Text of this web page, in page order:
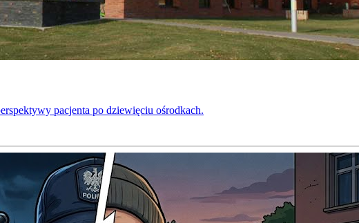
pacjenta po dziewięciu ośrodkach.